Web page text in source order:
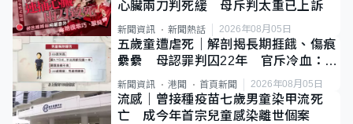
心臟兩刀判死緩 母斥判太重已上訴
新聞資訊 新聞熱話 2026年08月05日
五歲童遭虐死｜解剖揭長期捱餓、傷痕
纍纍 母認罪判囚22年 官斥冷血：同
類案最惡劣
新聞資訊 港聞 首頁新聞 2026年08月05日
流感｜曾接種疫苗七歲男童染甲流死
亡 成今年首宗兒童感染離世個案